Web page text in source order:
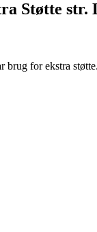
Støtte str.
for ekstra